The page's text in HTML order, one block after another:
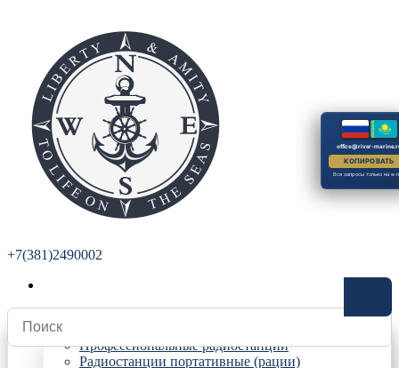
+7(381)2490002
Радиостанции
Профессиональные радиостанции
Радиостанции портативные (рации)
office@river-
КОПИРОВАТЬ
Все запросы только на e-